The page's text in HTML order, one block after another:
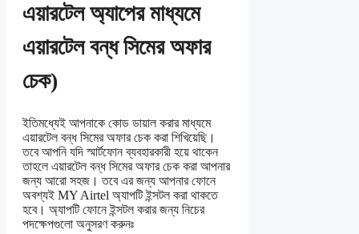
এয়ারটেল অ্যাপের মাধ্যমে
এয়ারটেল বন্ধ সিমের অফার
চেক)
ইতিমধ্যেই আপনাকে কোড ডায়াল করার মাধ্যমে
এয়ারটেল বন্ধ সিমের অফার চেক করা শিখিয়েছি।
তবে আপনি যদি স্মার্টফোন ব্যবহারকারী হয়ে থাকেন
তাহলে এয়ারটেল বন্ধ সিমের অফার চেক করা আপনার
জন্য আরো সহজ। তবে এর জন্য আপনার ফোনে
অবশ্যই MY Airtel অ্যাপটি ইন্সটল করা থাকতে
হবে। অ্যাপটি ফোনে ইন্সটল করার জন্য নিচের
পদক্ষেপগুলো অনুসরণ করুনঃ